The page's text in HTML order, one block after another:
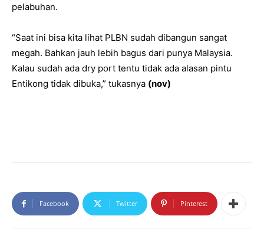
pelabuhan.
“Saat ini bisa kita lihat PLBN sudah dibangun sangat
megah. Bahkan jauh lebih bagus dari punya Malaysia.
Kalau sudah ada dry port tentu tidak ada alasan pintu
Entikong tidak dibuka,” tukasnya (nov)
Facebook Twitter Pinterest